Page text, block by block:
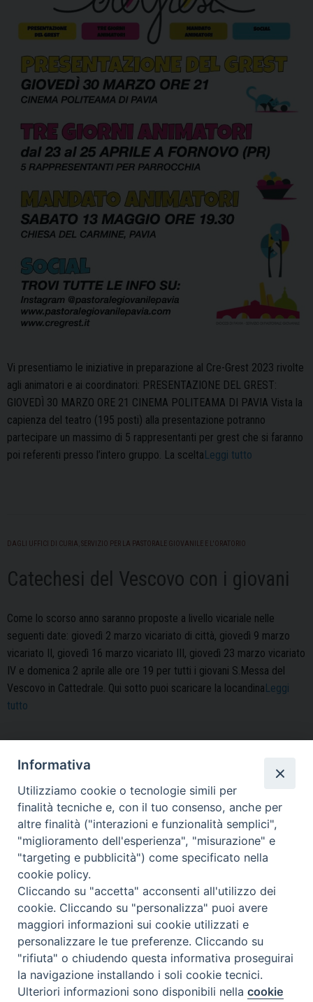
Vi presentiamo le iniziative in preparazione al Cre-Grest 2023 rivolte
agli animatori e ai coordinatori: PRESENTAZIONE DEL GREST:
GIOVEDÌ 30 MARZO ORE 21 CINEMA POLITEAMA DI PAVIA Vista la
capienza del teatro (195 posti) alla presentazione potranno
partecipare un massimo di 5 rappresentanti per grest che si faranno
poi referenti presso l’intero gruppo. La sceltaLeggi tutto
DAGLI UFFICI DI CURIA SERVIZIO PER LA PASTORALE GIOVANILE E L'ORATORIO
Catechesi del Vescovo con i giovani
Come lo scorso anno saranno proposte a livello vicariale nelle
seguenti date: giovedì 2 marzo vicariato di città, giovedì 9 marzo
vicariato II, giovedì 16 marzo vicariato III, giovedì 23 marzo vicariato
IV e domenica 2 aprile alle ore 19 per tutti i giovani S.Messa del
Vescovo in Cattedrale. Qui sotto puoi scaricare la locandinaLeggi
tutto
Vescovo
con
giovani”
Pagina successiva »
IL VESCOVO
MONS. CORRADO SANGUINETI
Preferenze Cookie
Informativa
Utilizziamo cookie o tecnologie simili per
finalità tecniche e, con il tuo consenso, anche per
altre finalità ("interazioni e funzionalità semplici",
"miglioramento dell'esperienza", "misurazione" e
"targeting e pubblicità") come specificato nella
cookie policy.
Cliccando su "accetta" acconsenti all'utilizzo dei
cookie. Cliccando su "personalizza" puoi avere
maggiori informazioni sui cookie utilizzati e
personalizzare le tue preferenze. Cliccando su
"rifiuta" o chiudendo questa informativa proseguirai
la navigazione installando i soli cookie tecnici.
Ulteriori informazioni sono disponibili nellacookie